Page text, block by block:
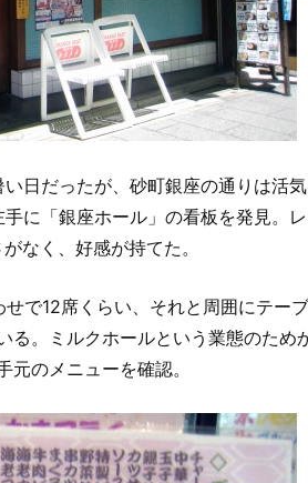
日だったが、砂町銀座の通りは活
に「銀座ホール」の看板を発見。
なく、好感が持てた。
で12席くらい、それと周囲にテー
。ミルクホールという業態のため
のメニューを確認。